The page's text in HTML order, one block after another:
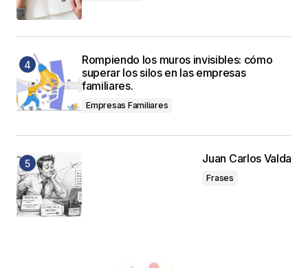
Rompiendo los muros invisibles: cómo
superar los silos en las empresas
familiares.
Empresas Familiares
Juan Carlos Valda
Frases